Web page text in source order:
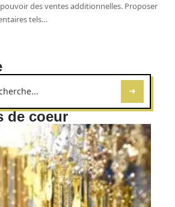
des ventes additionnelles. Proposer
tels…
de coeur